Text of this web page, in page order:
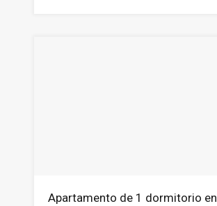
Apartamento de 1 dormitorio en